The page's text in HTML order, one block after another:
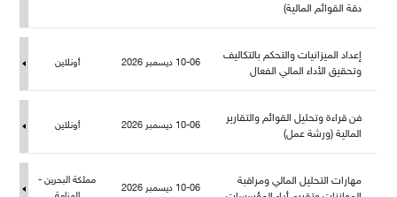
دقة القوائم المالية)
إعداد الميزانيات والتحكم بالتكاليف
وتحقيق الأداء المالي الفعا
10-06 ديسمبر 2026 أونلاين
فن قراءة وتحليل القوائم والتقارير
المالية (ورشة عمل)
10-06 ديسمبر 2026 أونلاين
هارات التحليل المالي ومراقبة
10-06 ديسمبر 2026
كة البحرين -